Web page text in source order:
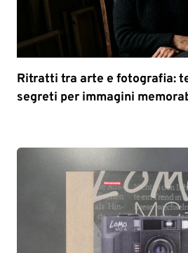
Ritratti tra arte e fotografia:
segreti per immagini